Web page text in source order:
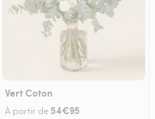
Vert Coton
À partir de 54€95